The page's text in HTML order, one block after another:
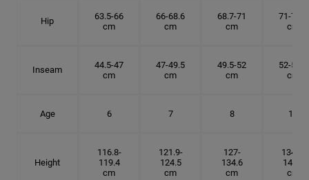
Hip
63.5-66
cm
66-68.6
cm
68.7-71
cm
71-73.6
cm
Inseam
44.5-47
cm
47-49.5
cm
49.5-52
cm
52-54.6
cm
Age 6 7 8 10
Height
116.8-
119.4
cm
121.9-
124.5
cm
127-
134.6
cm
134.6-
142.2
cm